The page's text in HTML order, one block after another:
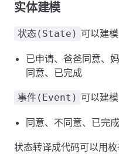
实体建模
状态(State) 可以建
已申请、爸爸同意、
同意、已完成
事件(Event) 可以建
同意、不同意、已完成
状态转译成代码可以用